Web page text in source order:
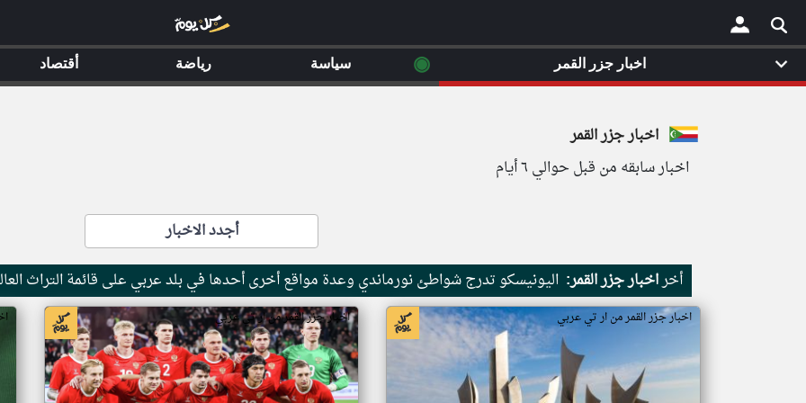
×
اخبار جزر القمر
اخبار سابقه من قبل حوالي ٦ أيام
أجدد الاخبار
أخراخبار جزر القمر: اليونيسكو تدرج شواطئ نورماندي وعدة مواقع أخرى أحدها في بلد عربي على قائمة التراث
اخبار جزر القمر من ار تي عربي اخبار جزر القمر من ار تي عربي
اخبار جزر القمر ◉ سياسة رياضة أقتصاد